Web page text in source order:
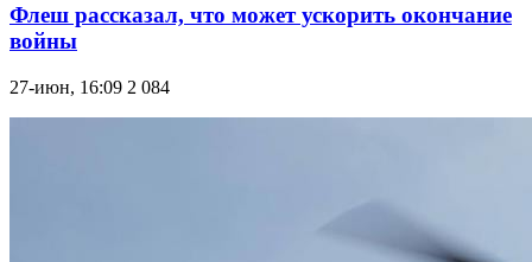
Флеш рассказал, что может ускорить окончание
войны
27-июн, 16:09 2 084